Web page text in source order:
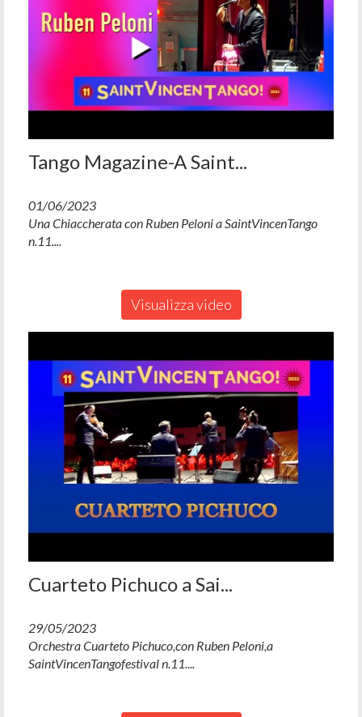
Tango Magazine-A Saint...
01/06/2023
Una Chiaccherata con Ruben Peloni a SaintVincenTango
n.11....
Visualizza video
Cuarteto Pichuco a Sai...
29/05/2023
Orchestra Cuarteto Pichuco,con Ruben Peloni,a
SaintVincenTangofestival n.11....